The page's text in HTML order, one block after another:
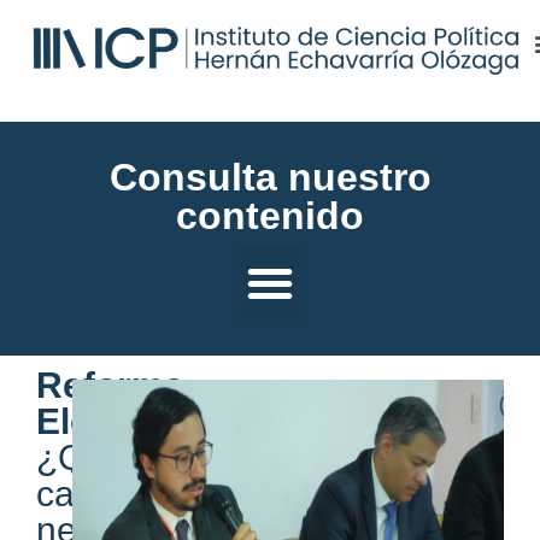
Consulta nuestro
contenido
Reforma
Electoral:
¿Que
cambios
necesita